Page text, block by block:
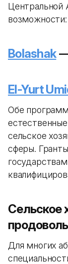
Центральной
возможности:
Bolashak—
El-Yurt
Обе
сельское
сферы.
Сельское
Для многих